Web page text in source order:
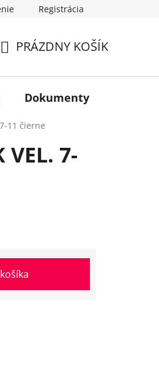
Registrácia
KOŠÍK
PRÁZDNY KOŠÍK
Dokumenty
11 čierne
7-